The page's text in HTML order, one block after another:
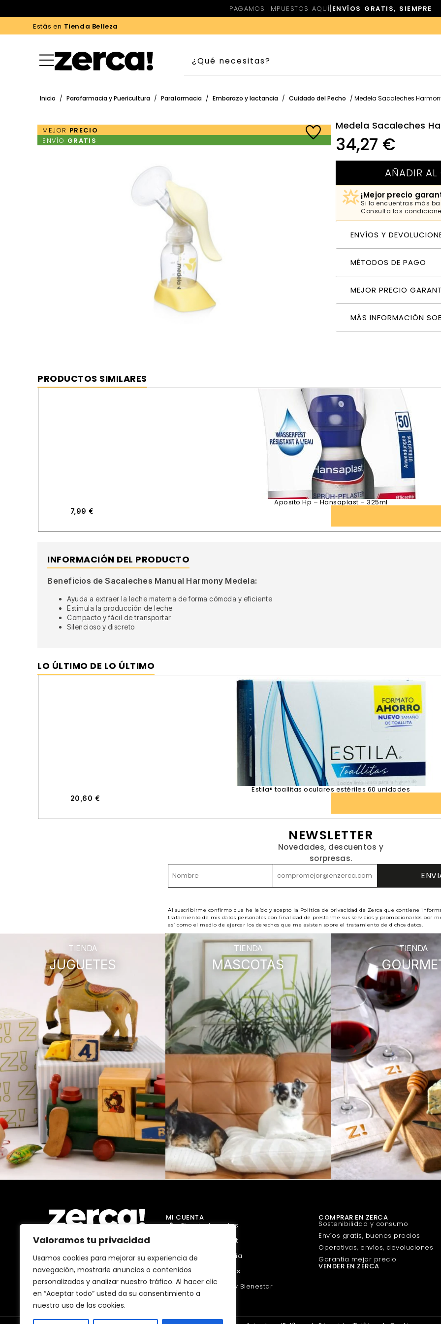
Valoramos tu privacidad
Usamos cookies para mejorar su experiencia de
navegación, mostrarle anuncios o contenidos
personalizados y analizar nuestro tráfico. Al hacer clic
en “Aceptar todo” usted da su consentimiento a
nuestro uso de las cookies.
PAGAMOS IMPUESTOS AQUÍ| ENVÍOS GRATIS, SIEMPRE
Estás en Tienda Belleza
Inicio / Parafarmacia y Puericultura / Parafarmacia / Embarazo y lactancia / Cuidado del Pecho / Medela Sacaleches
MEJOR PRECIO
ENVÍO GRATIS
Medela Sacaleches
34,27 €
AÑADIR AL
¡Mejor precio
Si lo encuentras más
Consulta las
ENVÍOS Y
MÉTODOS DE PAGO
MEJOR PRECIO
MÁS INFORMACIÓN
PRODUCTOS SIMILARES
Aposito Hp – Hansaplast – 325ml
7,99 €
INFORMACIÓN DEL PRODUCTO
Beneficios de Sacaleches Manual Harmony Medela:
Ayuda a extraer la leche materna de forma cómoda y eficiente
Estimula la producción de leche
Compacto y fácil de transportar
Silencioso y discreto
LO ÚLTIMO DE LO ÚLTIMO
Estila® toallitas oculares estériles 60 unidades
20,60 €
NEWSLETTER
Novedades, descuentos y
sorpresas.
Al suscribirme confirmo que he leído y acepto la Política de privacidad de Zerca que contiene
tratamiento de mis datos personales con finalidad de prestarme sus servicios y promocionarlos por
así como el medio de ejercer los derechos que me asisten sobre el tratamiento de dichos datos.
TIENDA
JUGUETES
TIENDA
MASCOTAS
TIENDA
Comercios, productores y
distribuidores locales. Pagan
impuestos aquí, y dinamizan
economía y empleo en tu
comunidad.
MI CUENTA
Tienda Juguetes
Tienda Gourmet
Tienda Droguería
Tienda Mascotas
Tienda Belleza y Bienestar
COMPRAR EN ZERCA
Sostenibilidad y consumo
Envíos gratis, buenos precios
Operativas, envíos, devoluciones
Garantía mejor precio
VENDER EN ZERCA